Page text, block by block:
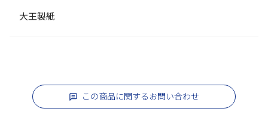
大王製紙
この商品に関するお問い合わせ